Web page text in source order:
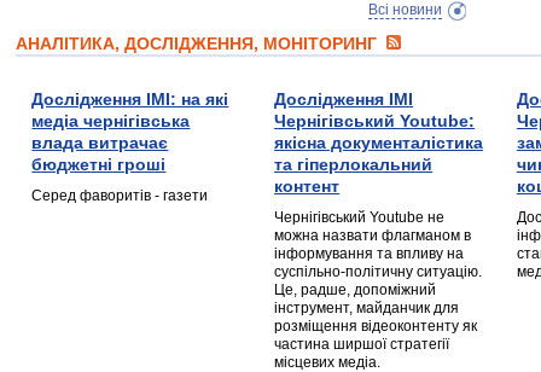
Всі новини
АНАЛІТИКА, ДОСЛІДЖЕННЯ, МОНІТОРИНГ
Дослідження ІМІ: на які
медіа чернігівська
влада витрачає
бюджетні гроші
Серед фаворитів - газети
Дослідження ІМІ
Чернігівський Youtube:
якісна документалістика
та гіперлокальний
контент
Чернігівський Youtube не
можна назвати флагманом в
інформування та впливу на
суспільно-політичну ситуацію.
Це, радше, допоміжний
інструмент, майданчик для
розміщення відеоконтенту як
частина ширшої стратегії
місцевих медіа.